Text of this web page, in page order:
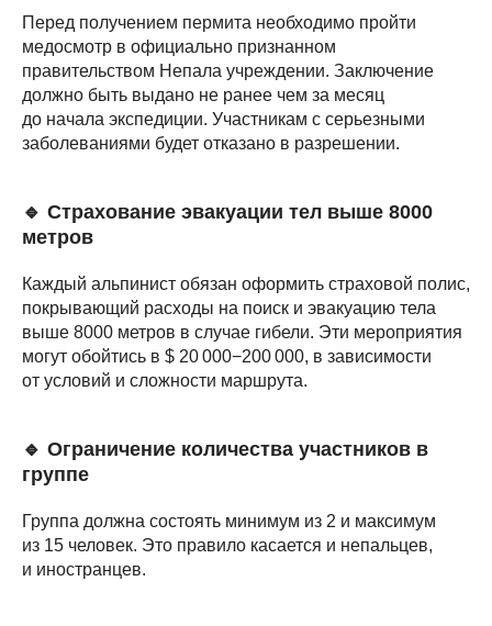
Перед получением пермита необходимо пройти
медосмотр в официально признанном
правительством Непала учреждении. Заключение
должно быть выдано не ранее чем за месяц
до начала экспедиции. Участникам с серьезными
заболеваниями будет отказано в разрешении.
🔹 Страхование эвакуации тел выше 8000
метров
Каждый альпинист обязан оформить страховой полис,
покрывающий расходы на поиск и эвакуацию тела
выше 8000 метров в случае гибели. Эти мероприятия
могут обойтись в $ 20 000−200 000, в зависимости
от условий и сложности маршрута.
🔹 Ограничение количества участников в
группе
Группа должна состоять минимум из 2 и максимум
из 15 человек. Это правило касается и непальцев,
и иностранцев.